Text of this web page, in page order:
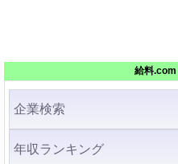
給料.com
企業検索
年収ランキング